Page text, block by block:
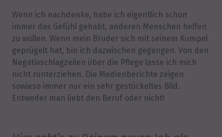
Wenn ich nachdenke, habe ich eigentlich schon
immer das Gefühl gehabt, anderen Menschen helfen
zu wollen. Wenn mein Bruder sich mit seinem Kumpel
geprügelt hat, bin ich dazwischen gegangen. Von den
Negativschlagzeilen über die Pflege lasse ich mich
nicht runterziehen. Die Medienberichte zeigen
sowieso immer nur ein sehr gestückeltes Bild.
Entweder man liebt den Beruf oder nicht!